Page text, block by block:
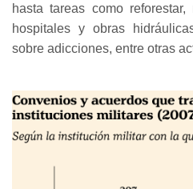
hasta tareas como
hospitales y obras
sobre adicciones, entre otras